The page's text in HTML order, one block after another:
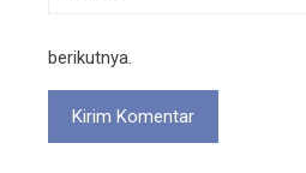
berikutnya.